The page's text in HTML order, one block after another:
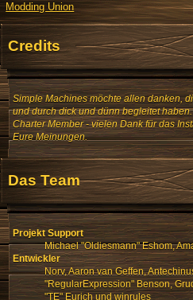
Modding Union
Credits
Simple Machines möchte allen danken,
und durch dick und dünn begleitet
Charter Member - vielen Dank für das
Eure Meinungen.
Das Team
Projekt Support
Michael "Oldiesmann" Eshom,
Entwickler
Norv, Aaron van Geffen,
"RegularExpression" Benson,
"TE" Eurich und winrules